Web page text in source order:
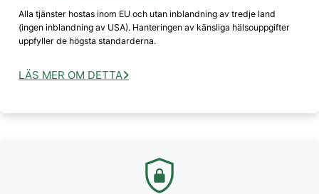
Alla tjänster hostas inom EU och utan inblandning av tredje land
(ingen inblandning av USA). Hanteringen av känsliga hälsouppgifter
uppfyller de högsta standarderna.
LÄS MER OM DETTA